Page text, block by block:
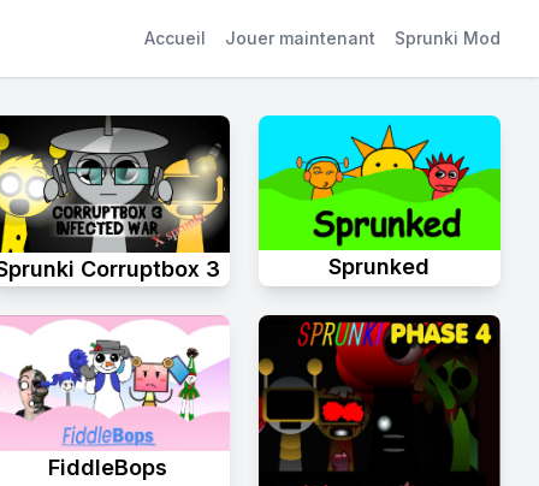
Accueil Jouer maintenant Sprunki Mod
Corruptbox 3 Sprunked
FiddleBops